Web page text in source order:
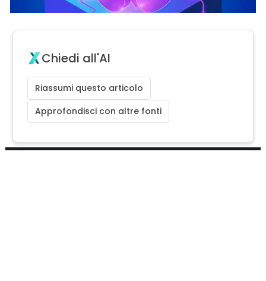
Chiedi all'AI
Riassumi questo articolo
Approfondisci con altre fonti